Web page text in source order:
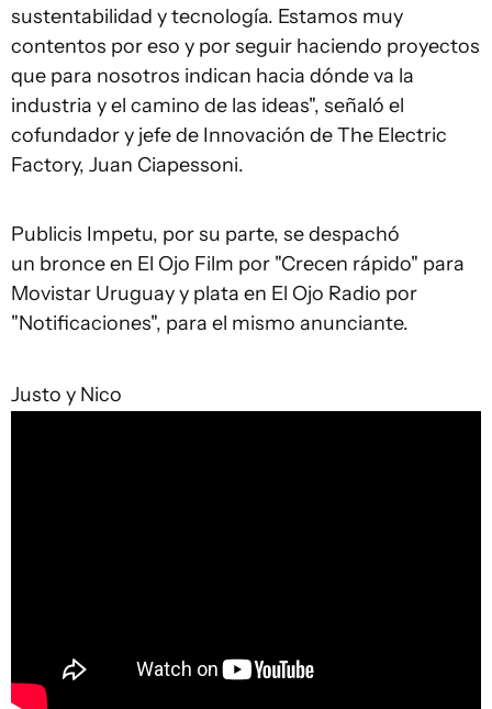
sustentabilidad y tecnología. Estamos muy
contentos por eso y por seguir haciendo proyectos
que para nosotros indican hacia dónde va la
industria y el camino de las ideas", señaló el
cofundador y jefe de Innovación de The Electric
Factory, Juan Ciapessoni.
Publicis Impetu, por su parte, se despachó
un bronce en El Ojo Film por "Crecen rápido" para
Movistar Uruguay y plata en El Ojo Radio por
"Notificaciones", para el mismo anunciante.
Justo y Nico